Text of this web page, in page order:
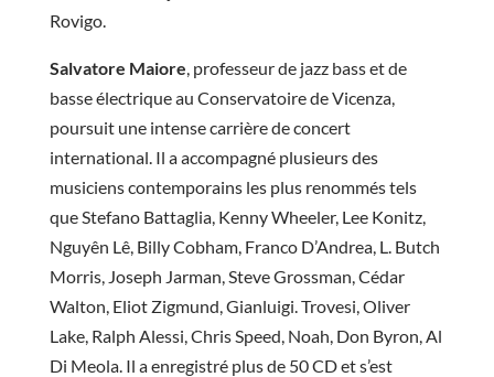
Rovigo.
Salvatore Maiore , professeur de jazz bass et de
basse électrique au Conservatoire de Vicenza,
poursuit une intense carrière de concert
international. Il a accompagné plusieurs des
musiciens contemporains les plus renommés tels
que Stefano Battaglia, Kenny Wheeler, Lee Konitz,
Nguyên Lê, Billy Cobham, Franco D’Andrea, L. Butch
Morris, Joseph Jarman, Steve Grossman, Cédar
Walton, Eliot Zigmund, Gianluigi. Trovesi, Oliver
Lake, Ralph Alessi, Chris Speed, Noah, Don Byron, Al
Di Meola. Il a enregistré plus de 50 CD et s’est